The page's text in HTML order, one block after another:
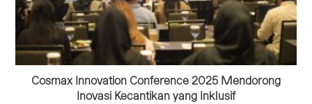
Cosmax Innovation Conference 2025 Mendorong
Inovasi Kecantikan yang Inklusif